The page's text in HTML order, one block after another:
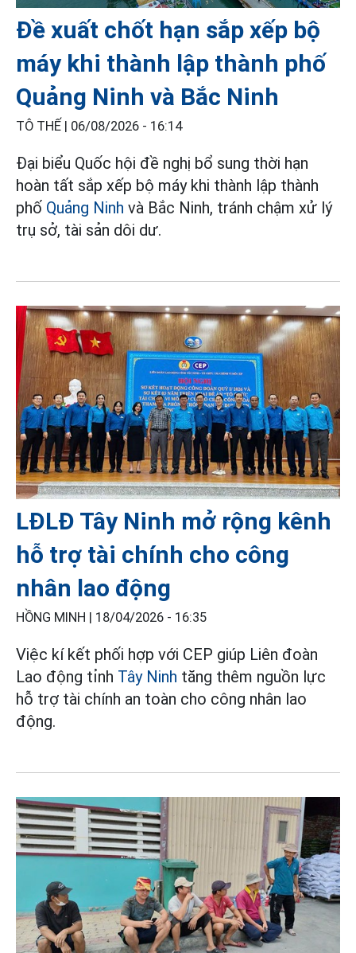
Đề xuất chốt hạn sắp xếp bộ
máy khi thành lập thành phố
Quảng Ninh và Bắc Ninh
TÔ THẾ | 06/08/2026 - 16:14
Đại biểu Quốc hội đề nghị bổ sung thời hạn
hoàn tất sắp xếp bộ máy khi thành lập thành
phố Quảng Ninh và Bắc Ninh, tránh chậm xử lý
trụ sở, tài sản dôi dư.
LĐLĐ Tây Ninh mở rộng kênh
hỗ trợ tài chính cho công
nhân lao động
HỒNG MINH | 18/04/2026 - 16:35
Việc kí kết phối hợp với CEP giúp Liên đoàn
Lao động tỉnh Tây Ninh tăng thêm nguồn lực
hỗ trợ tài chính an toàn cho công nhân lao
động.